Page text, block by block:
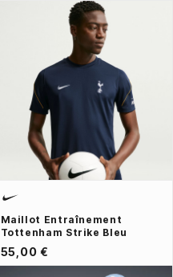
Maillot Entraînement
Tottenham Strike Bleu
55,00 €